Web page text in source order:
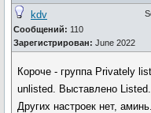
kdv
Сообщений: 110
Зарегистрирован: June 2022
Короче - группа Privately
unlisted. Выставлено Listed.
Других настроек нет, аминь.